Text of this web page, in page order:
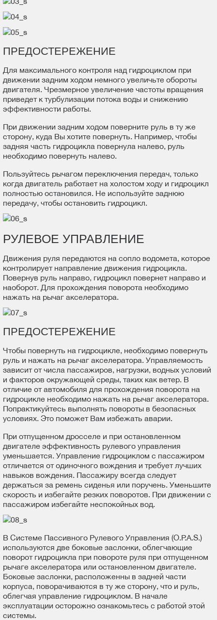
ПРЕДОСТЕРЕЖЕНИЕ
Для максимального контроля над гидроциклом при
движении задним ходом немного увеличьте обороты
двигателя. Чрезмерное увеличение частоты вращения
приведет к турбулизации потока воды и снижению
эффективности работы.
При движении задним ходом поверните руль в ту же
сторону, куда Вы хотите повернуть. Например, чтобы
задняя часть гидроцикла повернула налево, руль
необходимо повернуть налево.
Пользуйтесь рычагом переключения передач, только
когда двигатель работает на холостом ходу и гидроцикл
полностью остановился. Не используйте заднюю
передачу, чтобы остановить гидроцикл.
РУЛЕВОЕ УПРАВЛЕНИЕ
Движения руля передаются на сопло водомета, которое
контролирует направление движения гидроцикла.
Повернув руль направо, гидроцикл повернет направо и
наоборот. Для прохождения поворота необходимо
нажать на рычаг акселератора.
ПРЕДОСТЕРЕЖЕНИЕ
Чтобы повернуть на гидроцикле, необходимо повернуть
руль и нажать на рычаг акселератора. Управляемость
зависит от числа пассажиров, нагрузки, водных условий
и факторов окружающей среды, таких как ветер. В
отличие от автомобиля для прохождения поворота на
гидроцикле необходимо нажать на рычаг акселератора.
Попрактикуйтесь выполнять повороты в безопасных
условиях. Это поможет Вам избежать аварии.
При отпущенном дросселе и при остановленном
двигателе эффективность рулевого управления
уменьшается. Управление гидроциклом с пассажиром
отличается от одиночного вождения и требует лучших
навыков вождения. Пассажиру всегда следует
держаться за ремень сиденья или поручень. Уменьшите
скорость и избегайте резких поворотов. При движении с
пассажиром избегайте неспокойных вод.
В Системе Пассивного Рулевого Управления (O.P.A.S.)
используются две боковые заслонки, облегчающие
поворот гидроцикла при повороте руля при отпущенном
рычаге акселератора или остановленном двигателе.
Боковые заслонки, расположенны в задней части
корпуса, поворачиваются в ту же сторону, что и руль,
облегчая управление гидроциклом. В начале
эксплуатации осторожно ознакомьтесь с работой этой
системы.